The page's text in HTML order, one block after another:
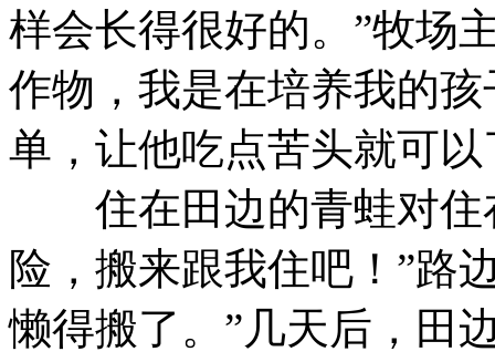
样会长得很好的。”牧场
作物，我是在培养我的
单，让他吃点苦头就可以
住在田边的青蛙对住
险，搬来跟我住吧！”路
懒得搬了。”几天后，田